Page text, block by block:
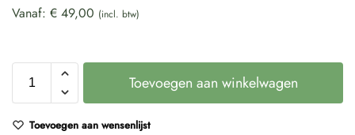
Vanaf: € 49,00 (incl. btw)
Toevoegen aan winkelwagen
Toevoegen aan wensenlijst